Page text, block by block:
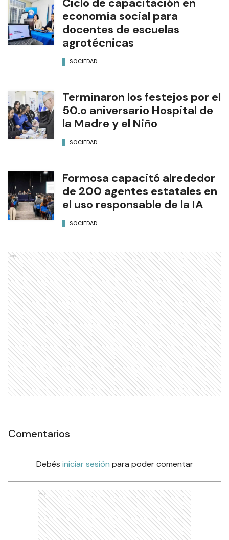
economía social para
docentes de escuelas
agrotécnicas
SOCIEDAD
Terminaron los festejos por el
50.o aniversario Hospital de
la Madre y el Niño
SOCIEDAD
Formosa capacitó alrededor
de 200 agentes estatales en
el uso responsable de la IA
SOCIEDAD
Ads
Comentarios
Debés iniciar sesión para poder comentar
Ads